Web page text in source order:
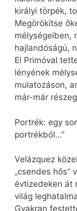
királyi törpék,
Megörökítse
mélységeiben,
hajlandóságú,
El Primóval
lényének
mulatozáson,
már-már
Portrék: egy
portrékból…”
Velázquez
„csendes hős”
évtizedeken át
világ
Gyakran